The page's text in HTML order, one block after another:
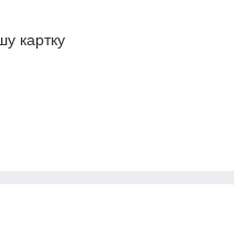
картку